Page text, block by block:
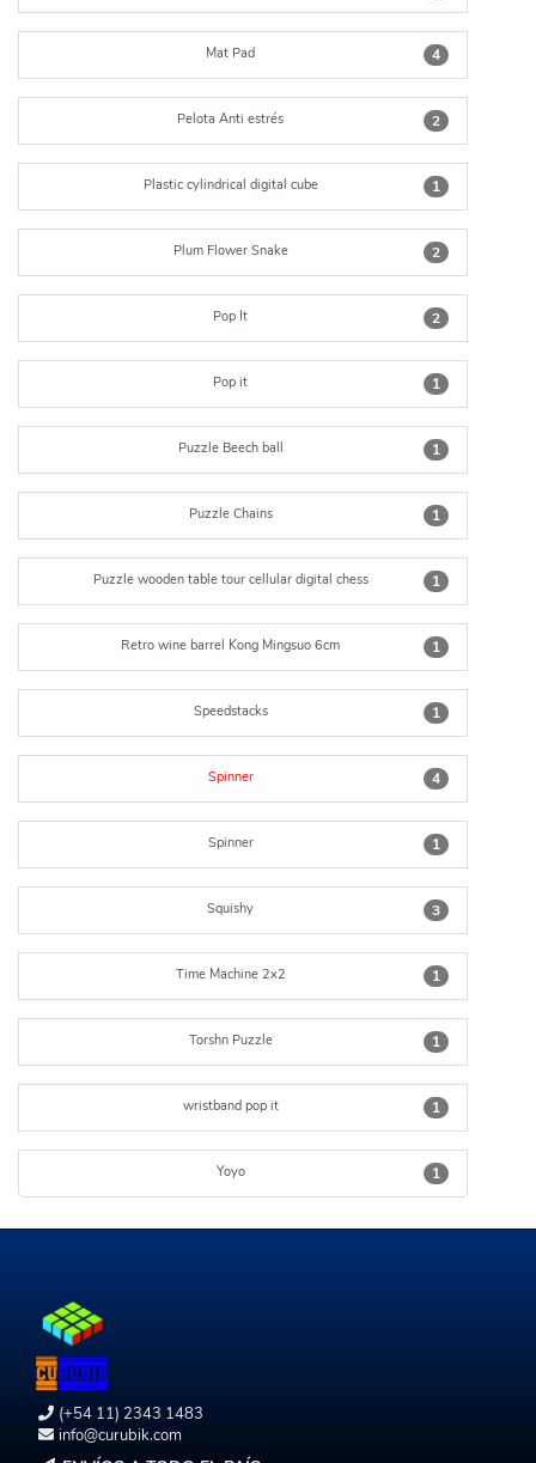
4
Mat Pad
2
Pelota Anti estrés
1
Plastic cylindrical digital cube
2
Plum Flower Snake
2
Pop It
1
Pop it
1
Puzzle Beech ball
1
Puzzle Chains
1
Puzzle wooden table tour cellular digital chess
1
Retro wine barrel Kong Mingsuo 6cm
1
Speedstacks
4
Spinner
1
Spinner
3
Squishy
1
Time Machine 2x2
1
Torshn Puzzle
1
wristband pop it
1
Yoyo
(+54 11) 2343 1483
info@curubik.com